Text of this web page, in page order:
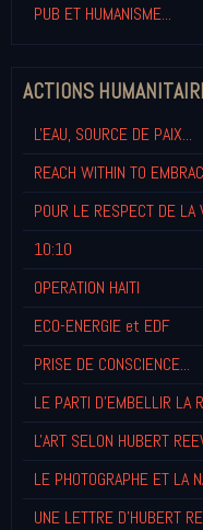
PUB ET HUMANISME...
ACTIONS
L'EAU, SOURCE DE PAIX...
REACH WITHIN TO
POUR LE RESPECT DE LA
10:10
OPERATION HAITI
ECO-ENERGIE et EDF
PRISE DE CONSCIENCE...
LE PARTI D'EMBELLIR LA
L'ART SELON HUBERT
LE PHOTOGRAPHE ET LA
UNE LETTRE D'HUBERT